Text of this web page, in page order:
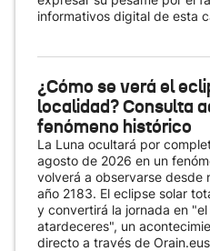
informativos digital de esta
¿Cómo se verá el
localidad? Consulta
fenómeno histórico
La Luna ocultará por
agosto de 2026 en un
volverá a observarse desde
año 2183. El eclipse solar
y convertirá la jornada en
atardeceres", un
directo a través de